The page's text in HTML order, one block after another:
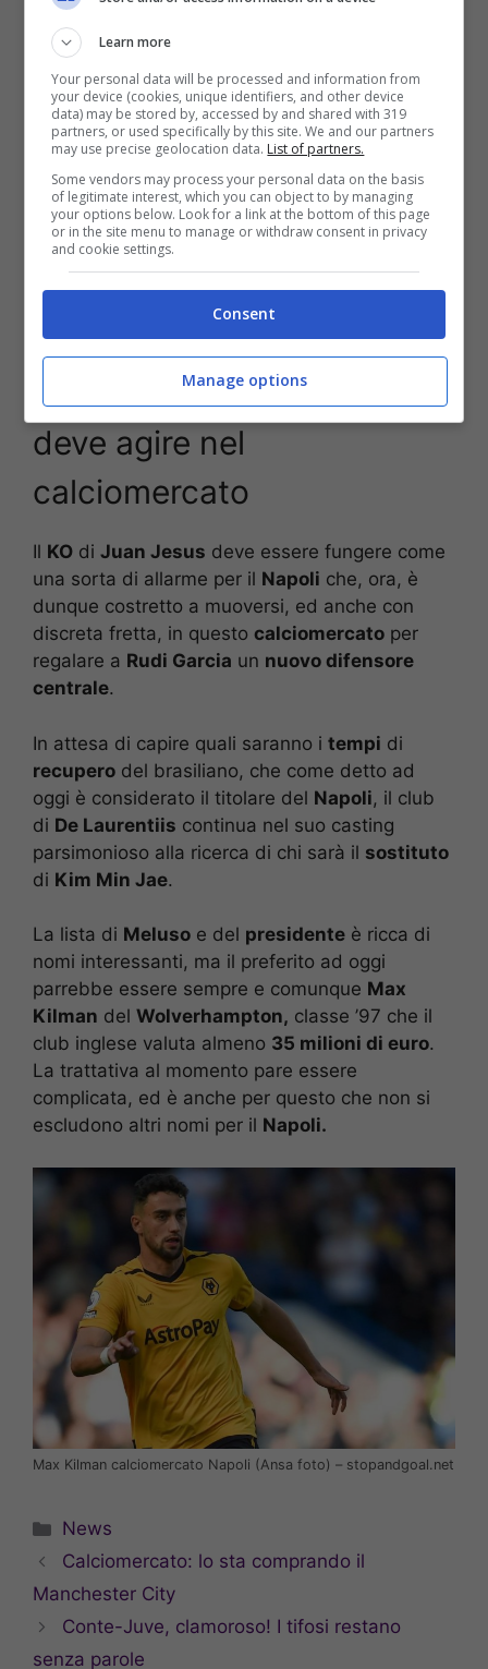
Juan Jesus KO in allenamento, domani gli esami (Ansa foto) –
Juan Jesus KO: il Napoli
deve agire nel
calciomercato
Il KO di Juan Jesus deve essere fungere come
una sorta di allarme per il Napoli che, ora, è
dunque costretto a muoversi, ed anche con
discreta fretta, in questo calciomercato per
regalare a Rudi Garcia un nuovo difensore
centrale.
In attesa di capire quali saranno i tempi di
recupero del brasiliano, che come detto ad
oggi è considerato il titolare del Napoli, il club
di De Laurentiis continua nel suo casting
parsimonioso alla ricerca di chi sarà il sostituto
di Kim Min Jae.
La lista di Meluso e del presidente è ricca di
nomi interessanti, ma il preferito ad oggi
parrebbe essere sempre e comunque Max
Kilman del Wolverhampton, classe ’97 che il
club inglese valuta almeno 35 milioni di euro.
La trattativa al momento pare essere
complicata, ed è anche per questo che non si
escludono altri nomi per il Napoli.
Max Kilman calciomercato Napoli (Ansa foto) – stopandgoal.net
Categorie
News
Calciomercato: lo sta comprando il
Manchester City
Conte-Juve, clamoroso! I tifosi restano
senza parole
Learn more
Your personal data will be processed and information from
your device (cookies, unique identifiers, and other device
data) may be stored by, accessed by and shared with 319
partners, or used specifically by this site. We and our partners
may use precise geolocation data. List of partners.
Some vendors may process your personal data on the basis
of legitimate interest, which you can object to by managing
your options below. Look for a link at the bottom of this page
or in the site menu to manage or withdraw consent in privacy
and cookie settings.
Consent
Manage options